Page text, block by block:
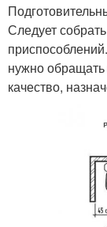
Следует
нужно
качество,